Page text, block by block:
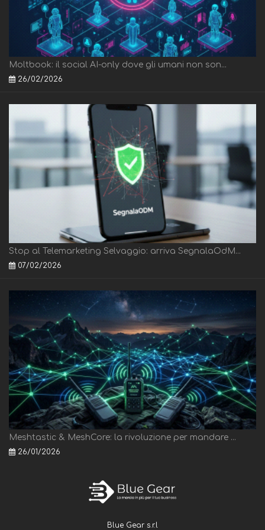
Moltbook: il social AI-only dove gli umani non son...
26/02/2026
Stop al Telemarketing Selvaggio: arriva SegnalaOdM...
07/02/2026
Meshtastic & MeshCore: la rivoluzione per mandare ...
26/01/2026
Blue Gear s.r.l